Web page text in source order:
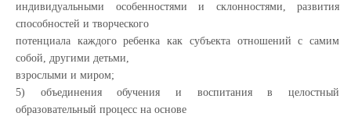
индивидуальными особенностями и склонностями, развития
способностей и творческого
потенциала каждого ребенка как субъекта отношений с самим
собой, другими детьми,
взрослыми и миром;
5) объединения обучения и воспитания в целостный
образовательный процесс на основе